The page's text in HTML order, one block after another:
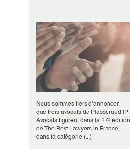
Nous sommes fiers d’annoncer
que trois avocats de Plasseraud IP
Avocats figurent dans la 17ᵉ édition
de The Best Lawyers in France,
dans la catégorie (...)